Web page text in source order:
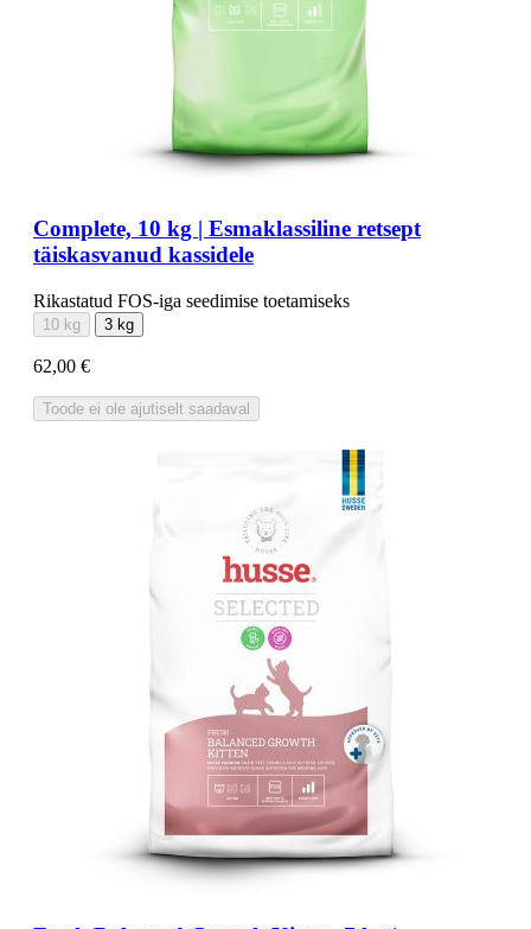
Complete, 10 kg | Esmaklassiline retsept
täiskasvanud kassidele
Rikastatud FOS-iga seedimise toetamiseks
10 kg 3 kg
62,00 €
Toode ei ole ajutiselt saadaval